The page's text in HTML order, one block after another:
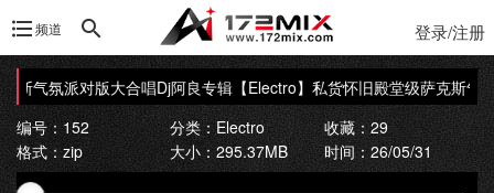
频道 登录/注册
气氛派对版大合唱Dj阿良专辑【Electro】私货怀旧殿堂级萨克斯气
编号：152
分类：Electro
收藏：29
格式：zip
大小：295.37MB 时间：26/05/31